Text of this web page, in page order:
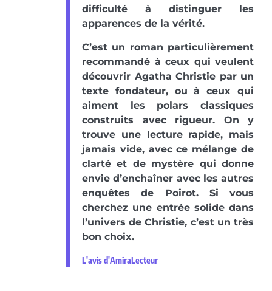
difficulté à distinguer les
apparences de la vérité.
C’est un roman particulièrement
recommandé à ceux qui veulent
découvrir Agatha Christie par un
texte fondateur, ou à ceux qui
aiment les polars classiques
construits avec rigueur. On y
trouve une lecture rapide, mais
jamais vide, avec ce mélange de
clarté et de mystère qui donne
envie d’enchaîner avec les autres
enquêtes de Poirot. Si vous
cherchez une entrée solide dans
l’univers de Christie, c’est un très
bon choix.
L'avis d'AmiraLecteur